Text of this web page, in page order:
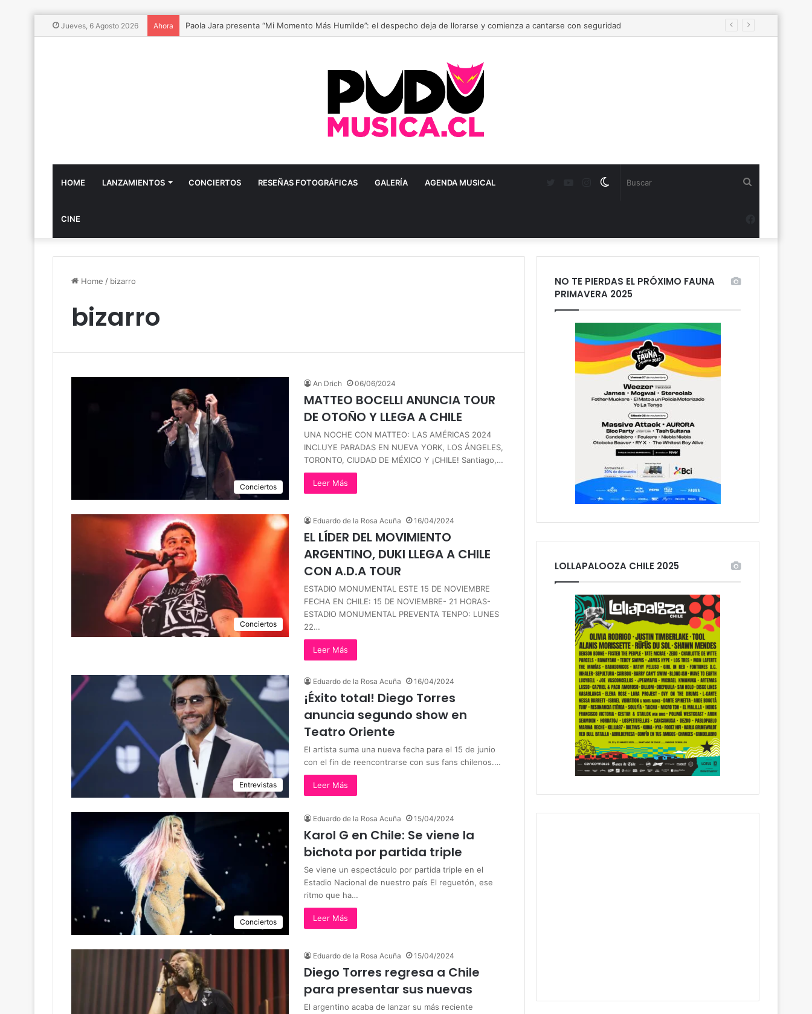
Jueves, 6 Agosto 2026 Ahora Vibra Fest 2026, el Festival de música urbana más grande de Chile está de vuelta
HOME LANZAMIENTOS CONCIERTOS RESEÑAS FOTOGRÁFICAS GALERÍA AGENDA MUSICAL
CINE
Switch
Instagram
YouTube
Home / bizarro
bizarro
Conciertos
An Drich 06/06/2024
MATTEO BOCELLI ANUNCIA TOUR
DE OTOÑO Y LLEGA A CHILE
UNA NOCHE CON MATTEO: LAS AMÉRICAS 2024
INCLUYE PARADAS EN NUEVA YORK, LOS ÁNGELES,
TORONTO, CIUDAD DE MÉXICO Y ¡CHILE! Santiago,…
Leer Más
Conciertos
Eduardo de la Rosa Acuña 16/04/2024
EL LÍDER DEL MOVIMIENTO
ARGENTINO, DUKI LLEGA A CHILE
CON A.D.A TOUR
ESTADIO MONUMENTAL ESTE 15 DE NOVIEMBRE
FECHA EN CHILE: 15 DE NOVIEMBRE- 21 HORAS-
ESTADIO MONUMENTAL PREVENTA TENPO: LUNES
22…
Leer Más
Entrevistas
Eduardo de la Rosa Acuña 16/04/2024
¡Éxito total! Diego Torres
anuncia segundo show en
Teatro Oriente
El artista suma una nueva fecha para el 15 de junio
con el fin de reencontrarse con sus fans chilenos.…
Leer Más
Conciertos
Eduardo de la Rosa Acuña 15/04/2024
Karol G en Chile: Se viene la
bichota por partida triple
Se viene un espectáculo por partida triple en el
Estadio Nacional de nuestro país El reguetón, ese
ritmo que ha…
Leer Más
Eduardo de la Rosa Acuña 15/04/2024
Diego Torres regresa a Chile
para presentar sus nuevas
El argentino acaba de lanzar su más reciente
NO TE PIERDAS EL PRÓXIMO FAUNA
PRIMAVERA 2025
LOLLAPALOOZA CHILE 2025